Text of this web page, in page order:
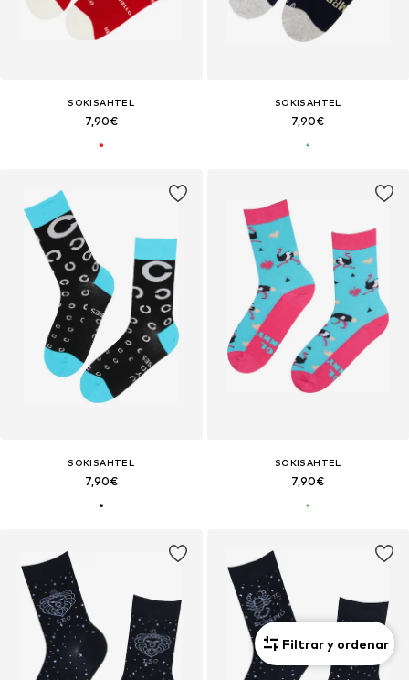
SOKISAHTEL
7,90€
SOKISAHTEL
7,90€
SOKISAHTEL
7,90€
SOKISAHTEL
7,90€
Filtrar y ordenar